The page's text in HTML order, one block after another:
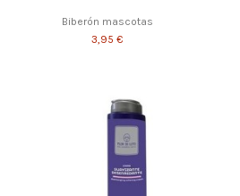
Biberón mascotas
3,95 €